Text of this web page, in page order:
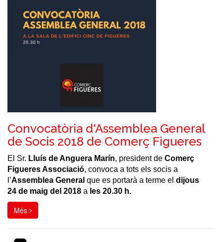
Convocatòria d'Assemblea General
de Socis 2018 de Comerç Figueres
El Sr. Lluís de Anguera Marín, president de Comerç
Figueres Associació, convoca a tots els socis a
l’Assemblea General que es portarà a terme el dijous
24 de maig del 2018 a les 20.30 h.
Més